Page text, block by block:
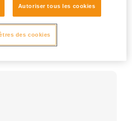
Autoriser tous les cookies
des cookies